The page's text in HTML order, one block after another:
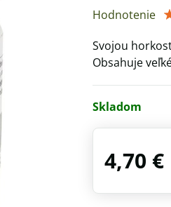
Hodnotenie
Svojou
Obsahuje
Skladom
4,70 €